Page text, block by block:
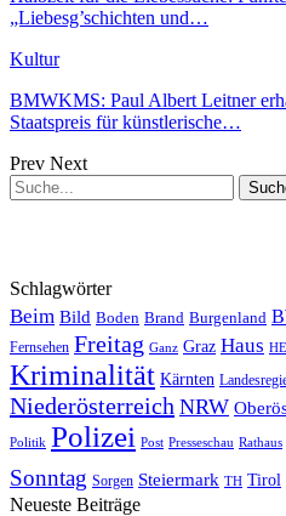
„Liebesg’schichten und…
Kultur
BMWKMS: Paul Albert Leitner
Staatspreis für künstlerische…
Prev Next
Schlagwörter
Beim Bild Boden Brand Burgenland
Fernsehen Freitag Ganz Graz Haus HE
Kriminalität Kärnten
Niederösterreich NRW
Politik Polizei Post Presseschau Rathaus
Sonntag Sorgen Steiermark TH Tirol
Neueste Beiträge